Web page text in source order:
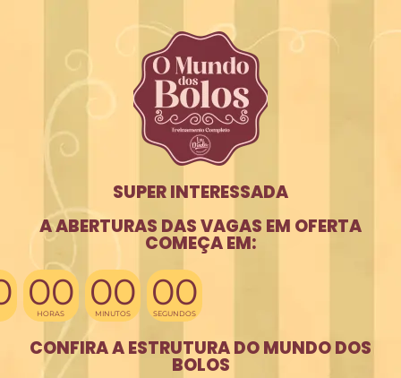
SUPER INTERESSADA
A ABERTURAS DAS VAGAS EM OFERTA
COMEÇA EM:
00
HORAS 00
MINUTOS 00
SEGUNDOS
CONFIRA A ESTRUTURA DO MUNDO DOS
BOLOS